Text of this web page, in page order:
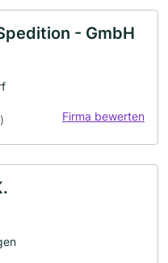
- GmbH
Firma bewerten